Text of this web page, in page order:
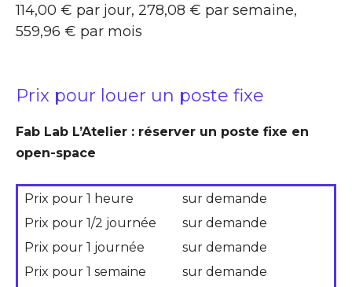
114,00 € par jour, 278,08 € par semaine,
559,96 € par mois
Prix pour louer un poste fixe
Fab Lab L’Atelier : réserver un poste fixe en
open-space
Prix pour 1 heure
sur demande
Prix pour 1/2 journée
sur demande
Prix pour 1 journée
sur demande
Prix pour 1 semaine
sur demande